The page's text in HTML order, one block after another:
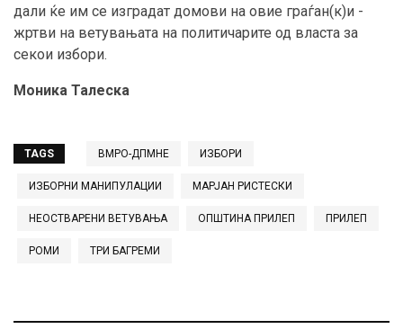
дали ќе им се изградат домови на овие граѓан(к)и -
жртви на ветувањата на политичарите од власта за
секои избори.
Моника Талеска
TAGS ВМРО-ДПМНЕ ИЗБОРИ
ИЗБОРНИ МАНИПУЛАЦИИ МАРЈАН РИСТЕСКИ
НЕОСТВАРЕНИ ВЕТУВАЊА ОПШТИНА ПРИЛЕП ПРИЛЕП
РОМИ ТРИ БАГРЕМИ